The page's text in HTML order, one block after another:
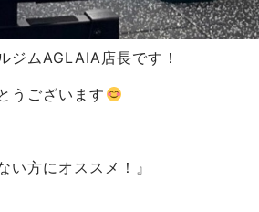
ジムAGLAIA店長です！
うございます
い方にオススメ！』